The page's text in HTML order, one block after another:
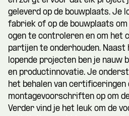
geleverd op de bouwplaats. Je
fabriek of op de bouwplaats
ogen te controleren en om het
partijen te onderhouden. Naast
lopende projecten ben je
en productinnovatie. Je
het behalen van
montagevoorschriften op om
Verder vind je het leuk om de